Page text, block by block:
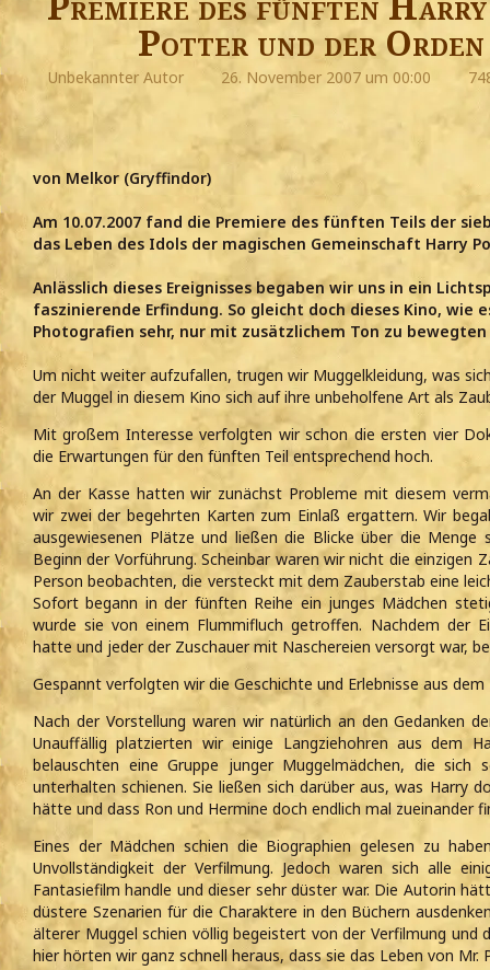
Potter und der Orden
Unbekannter Autor 26. November 2007 um 00:00
von Melkor (Gryffindor)
Am 10.07.2007 fand die Premiere des fünften Teils der
das Leben des Idols der magischen Gemeinschaft Harry
Anlässlich dieses Ereignisses begaben wir uns in ein
faszinierende Erfindung. So gleicht doch dieses Kino, wie
Photografien sehr, nur mit zusätzlichem Ton zu bewegten
Um nicht weiter aufzufallen, trugen wir Muggelkleidung, was
der Muggel in diesem Kino sich auf ihre unbeholfene Art als
Mit großem Interesse verfolgten wir schon die ersten vier
die Erwartungen für den fünften Teil entsprechend hoch.
An der Kasse hatten wir zunächst Probleme mit diesem
wir zwei der begehrten Karten zum Einlaß ergattern. Wir
ausgewiesenen Plätze und ließen die Blicke über die
Beginn der Vorführung. Scheinbar waren wir nicht die einzigen
Person beobachten, die versteckt mit dem Zauberstab eine
Sofort begann in der fünften Reihe ein junges Mädchen
wurde sie von einem Flummifluch getroffen. Nachdem der
hatte und jeder der Zuschauer mit Naschereien versorgt war,
Gespannt verfolgten wir die Geschichte und Erlebnisse aus
Nach der Vorstellung waren wir natürlich an den Gedanken
Unauffällig platzierten wir einige Langziehohren aus dem
belauschten eine Gruppe junger Muggelmädchen, die sich
unterhalten schienen. Sie ließen sich darüber aus, was Harry
hätte und dass Ron und Hermine doch endlich mal zueinander
Eines der Mädchen schien die Biographien gelesen zu
Unvollständigkeit der Verfilmung. Jedoch waren sich alle
Fantasiefilm handle und dieser sehr düster war. Die Autorin
düstere Szenarien für die Charaktere in den Büchern
älterer Muggel schien völlig begeistert von der Verfilmung und
hier hörten wir ganz schnell heraus, dass sie das Leben von